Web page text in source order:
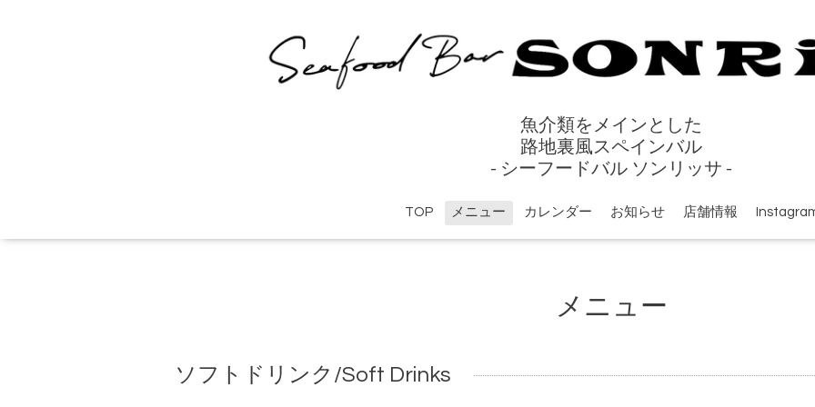
魚介類をメインとした
路地裏風スペインバル
- シーフードバル ソンリッサ -
TOP メニュー カレンダー お知らせ 店舗情報
メニュー
ソフトドリンク/Soft Drinks